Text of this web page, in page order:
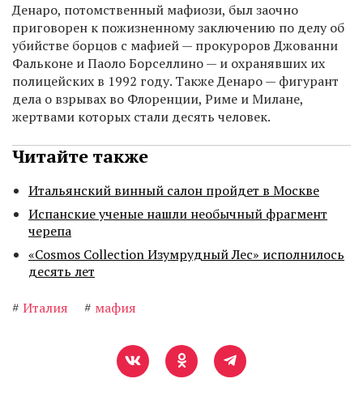
Денаро, потомственный мафиози, был заочно
приговорен к пожизненному заключению по делу об
убийстве борцов с мафией — прокуроров Джованни
Фальконе и Паоло Борселлино — и охранявших их
полицейских в 1992 году. Также Денаро — фигурант
дела о взрывах во Флоренции, Риме и Милане,
жертвами которых стали десять человек.
Читайте также
Итальянский винный салон пройдет в Москве
Испанские ученые нашли необычный фрагмент
черепа
«Cosmos Collection Изумрудный Лес» исполнилось
десять лет
# Италия # мафия